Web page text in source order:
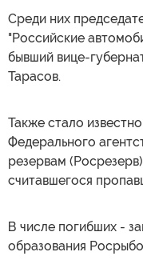
Среди них
"Российские
бывший вице-
Тарасов.
Также стало
Федерального
резервам
считавшегося
В числе погибших -
образования